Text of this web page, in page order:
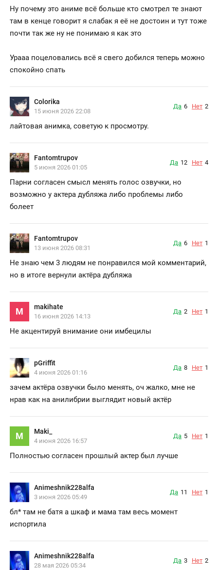
Ну почему это аниме всё больше кто смотрел те знают
там в кенце говорит я слабак я её не достоин и тут тоже
почти так же ну не понимаю я как это
Урааа поцеловались всё я свего добился теперь можно
спокойно спать
Colorika
15 июня 2026 22:08
Да 6 Нет 2
лайтовая анимка, советую к просмотру.
Fantomtrupov
5 июня 2026 01:05
Да 12 Нет 4
Парни согласен смысл менять голос озвучки, но
возможно у актера дубляжа либо проблемы либо
болеет
Fantomtrupov
13 июня 2026 08:31
Да 6 Нет 1
Не знаю чем 3 людям не понравился мой комментарий,
но в итоге вернули актёра дубляжа
M makihate
16 июня 2026 14:13
Да 2 Нет 1
Не акцентируй внимание они имбецилы
pGriffit
4 июня 2026 01:16
Да 8 Нет 1
зачем актёра озвучки было менять, оч жалко, мне не
нрав как на анилибрии выглядит новый актёр
M Maki_
4 июня 2026 16:57
Да 5 Нет 1
Полностью согласен прошлый актер был лучше
Animeshnik228alfa
3 июня 2026 05:49
Да 11 Нет 1
бл*там не батя а шкаф и мама там весь момент
испортила
Animeshnik228alfa
28 мая 2026 05:34
Да 3 Нет 2